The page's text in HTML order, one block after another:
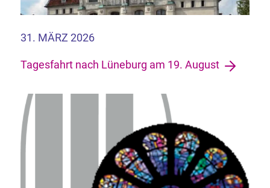
31. MÄRZ 2026
Tagesfahrt nach Lüneburg am 19. August